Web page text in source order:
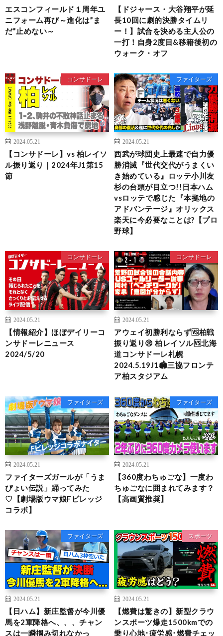
エスコンフィールド１周年ユ
ニフォーム再び～進化は”ま
だ”止めない～
【ドジャース・大谷翔平が延
長10回に劇的決勝タイムリ
ー！】試合を決める主人公の
一打！自身2度目&移籍後初の
ウォーク・オフ
コンサドーレ
2024.05.21
【コンサドーレ】vs 柏レイソ
ル振り返り｜2024年J1第15
節
ファイターズ
2024.05.21
西武が球団史上最速で自力優
勝消滅『世代交代がうまくい
き始めている』ロッテ小川友
杉の台頭が目立つ!!日本ハム
vsロッテで感じた『本拠地の
アドバンテージ』オリックス
楽天に今必要なことは?【プロ
野球】
コンサドーレ
2024.05.21
【情報紹介】ほぼデイリーコ
ンサドーレニュース
2024/5/20
コンサドーレ
2024.05.21
アウェイ初勝利ならず🆚柏戦
振り返り😢 柏レイソル🆚北海
道コンサドーレ札幌
2024.5.19J1🏟️三協フロンテ
ア柏スタジアム
ファイターズ
2024.05.21
ファイターズガールが「うま
ぴょい伝説」踊ってみた
♡【劇場版ウマ娘Fビレッジ
コラボ】
ファイターズ
2024.05.21
【360度わちゅごな】一度わ
ちゅごなに囲まれてみます？
【高画質推奨】
ファイターズ
2024.05.21
【日ハム】新庄監督が今川優
馬を2軍降格へ、、、チャン
スは一瞬掴み切れなかっ
スポーツ
2024.05.21
【燃費は驚きの】新型クラウ
ンスポーツ爆走1500kmでの
乗り心地･疲労感･燃費チェッ